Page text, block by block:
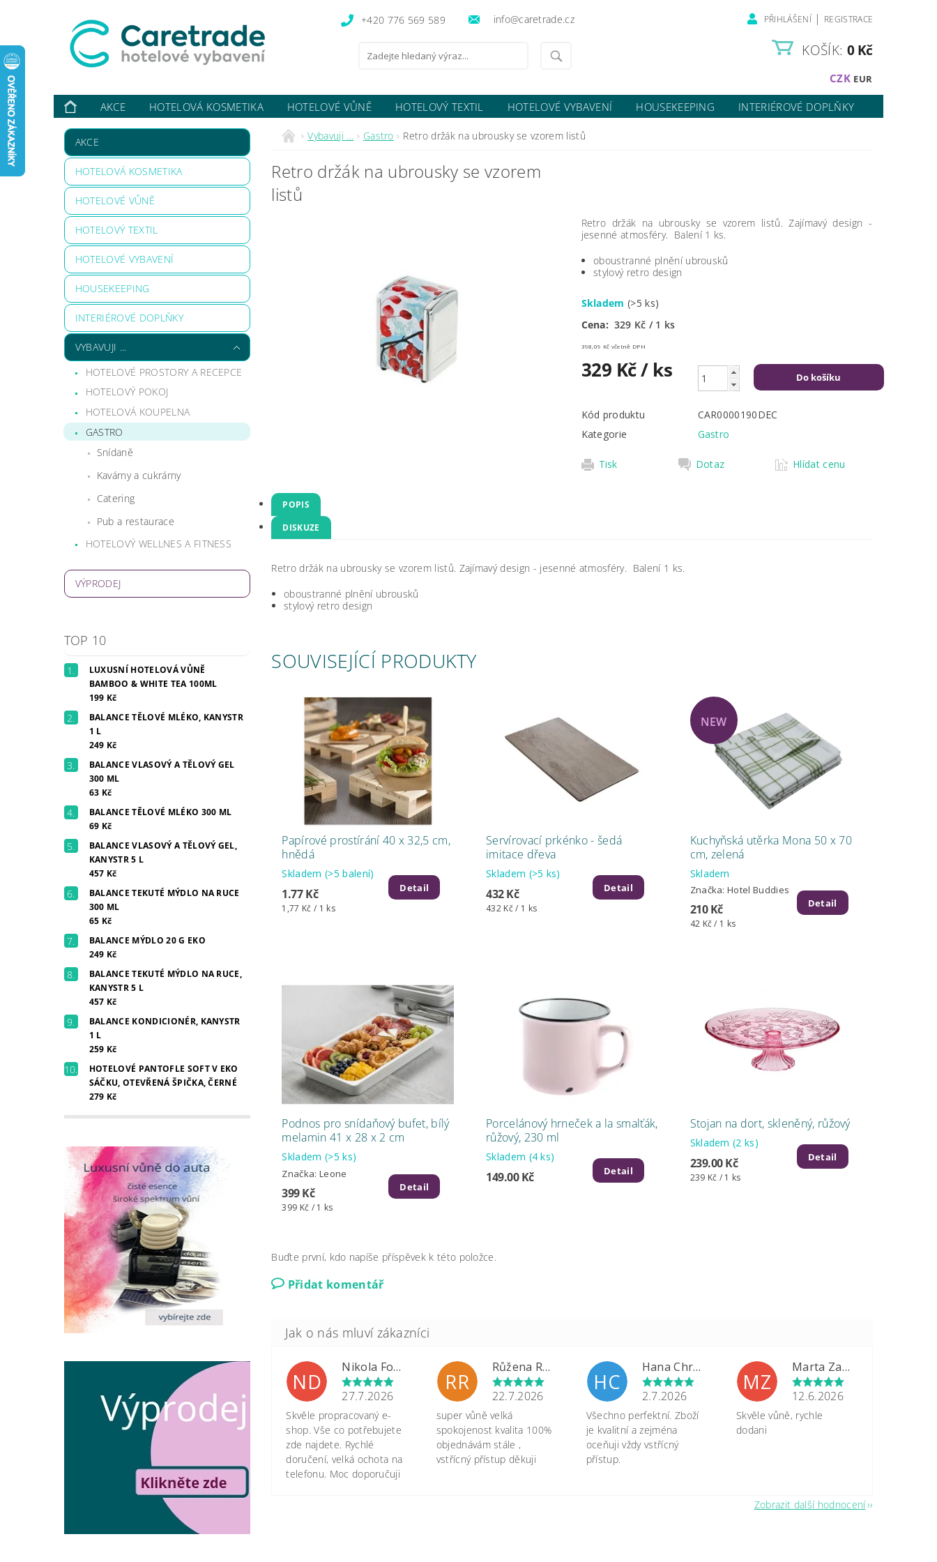
+420 776 569 589 info@caretrade.cz PŘIHLÁŠENÍ | REGISTRACE
CZK EUR
KOŠÍK: 0 Kč
AKCE HOTELOVÁ KOSMETIKA HOTELOVÉ VŮNĚ HOTELOVÝ TEXTIL HOTELOVÉ VYBAVENÍ HOUSEKEEPING
INTERIÉROVÉ DOPLŇKY
VYBAVUJI ...
KONTAKTY O NÁS HODNOCENÍ OBCHODU
AKCE
HOTELOVÁ KOSMETIKA
HOTELOVÉ VŮNĚ
HOTELOVÝ TEXTIL
HOTELOVÉ VYBAVENÍ
HOUSEKEEPING
INTERIÉROVÉ DOPLŇKY
VYBAVUJI ...
HOTELOVÉ PROSTORY A RECEPCE
HOTELOVÝ POKOJ
HOTELOVÁ KOUPELNA
GASTRO
Snídaně
Kavárny a cukrárny
Catering
Pub a restaurace
HOTELOVÝ WELLNES A FITNESS
VÝPRODEJ
TOP 10
LUXUSNÍ HOTELOVÁ VŮNĚ
BAMBOO & WHITE TEA 100ML
199 Kč
BALANCE TĚLOVÉ MLÉKO, KANYSTR
1 L
249 Kč
BALANCE VLASOVÝ A TĚLOVÝ GEL
300 ML
63 Kč
BALANCE TĚLOVÉ MLÉKO 300 ML
69 Kč
BALANCE VLASOVÝ A TĚLOVÝ GEL,
KANYSTR 5 L
457 Kč
BALANCE TEKUTÉ MÝDLO NA RUCE
300 ML
65 Kč
BALANCE MÝDLO 20 G EKO
249 Kč
BALANCE TEKUTÉ MÝDLO NA RUCE,
KANYSTR 5 L
457 Kč
BALANCE KONDICIONÉR, KANYSTR
1 L
259 Kč
HOTELOVÉ PANTOFLE SOFT V EKO
SÁČKU, OTEVŘENÁ ŠPIČKA, ČERNÉ
279 Kč
Vybavuji ... Gastro Retro držák na ubrousky se vzorem listů
Retro držák na ubrousky se vzorem
listů
Retro držák na ubrousky se vzorem listů. Zajímavý design -
jesenné atmosféry. Balení 1 ks.
oboustranné plnění ubrousků
stylový retro design
Skladem(>5 ks)
Cena: 329 Kč / 1 ks
398,09 Kč včetně DPH
329 Kč/ ks
Kód produktu
CAR0000190DEC
Kategorie
Gastro
Tisk Dotaz Hlídat cenu
POPIS
DISKUZE
Retro držák na ubrousky se vzorem listů. Zajímavý design - jesenné atmosféry. Balení 1 ks.
oboustranné plnění ubrousků
stylový retro design
SOUVISEJÍCÍ PRODUKTY
Papírové prostírání 40 x 32,5 cm,
hnědá
Skladem (>5 balení)
1.77 Kč
1,77 Kč / 1 ks
Detail
Servírovací prkénko - šedá
imitace dřeva
Skladem (>5 ks)
432 Kč
432 Kč / 1 ks
Detail
NEW
Kuchyňská utěrka Mona 50 x 70
cm, zelená
Skladem
Značka:Hotel Buddies
210 Kč
42 Kč / 1 ks
Detail
Podnos pro snídaňový bufet, bílý
melamin 41 x 28 x 2 cm
Skladem (>5 ks)
Značka: Leone
399 Kč
399 Kč / 1 ks
Detail
Porcelánový hrneček a la smalťák,
růžový, 230 ml
Skladem (4 ks)
149.00 Kč Detail
Stojan na dort, skleněný, růžový
Skladem(2 ks)
239.00 Kč
239 Kč / 1 ks
Detail
Buďte první, kdo napíše příspěvek k této položce.
Přidat komentář
ND
Nikola Formánková Dvořáková
27.7.2026
Skvěle propracovaný e-
shop. Vše co potřebujete
zde najdete. Rychlé
doručení, velká ochota na
telefonu. Moc doporučuji
RR
Růžena Rypková
22.7.2026
super vůně velká
spokojenost kvalita 100%
objednávám stále ,
vstřícný přístup děkuji
HC
Hana Chrastinová
2.7.2026
Všechno perfektní. Zboží
je kvalitní a zejména
oceňuji vždy vstřícný
přístup.
MZ
Marta Zapletalová
12.6.2026
Skvěle vůně, rychle
dodani
Zobrazit další hodnocení